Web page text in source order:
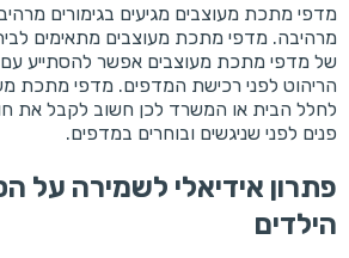
מדפי מתכת מעוצבים מגיעים בגימורים
מרהיבה. מדפי מתכת מעוצבים מתאימים
של מדפי מתכת מעוצבים אפשר להסתייע
הריהוט לפני רכישת המדפים. מדפי מתכת
לחלל הבית או המשרד לכן חשוב לקבל את
פנים לפני שניגשים ובוחרים במדפים.
פתרון אידיאלי לשמירה על
הילדים